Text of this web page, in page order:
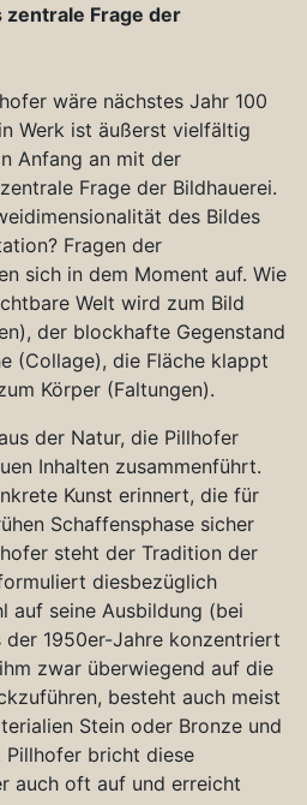
zentrale Frage der
wäre nächstes Jahr 100
Werk ist äußerst vielfältig
Anfang an mit der
Frage der Bildhauerei.
des Bildes
Fragen der
sich in dem Moment auf. Wie
Welt wird zum Bild
der blockhafte Gegenstand
(Collage), die Fläche klappt
Körper (Faltungen).
der Natur, die Pillhofer
Inhalten zusammenführt.
Kunst erinnert, die für
Schaffensphase sicher
steht der Tradition der
diesbezüglich
auf seine Ausbildung (bei
der 1950er-Jahre konzentriert
zwar überwiegend auf die
besteht auch meist
Stein oder Bronze und
bricht diese
auch oft auf und erreicht